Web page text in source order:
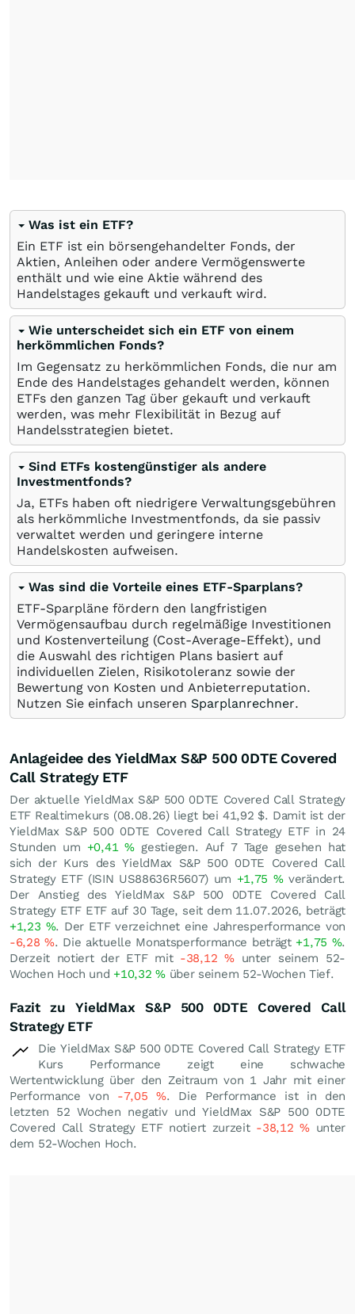
Was ist ein ETF?
Ein ETF ist ein börsengehandelter Fonds, der
Aktien, Anleihen oder andere Vermögenswerte
enthält und wie eine Aktie während des
Handelstages gekauft und verkauft wird.
Wie unterscheidet sich ein ETF von einem
herkömmlichen Fonds?
Im Gegensatz zu herkömmlichen Fonds, die nur am
Ende des Handelstages gehandelt werden, können
ETFs den ganzen Tag über gekauft und verkauft
werden, was mehr Flexibilität in Bezug auf
Handelsstrategien bietet.
Sind ETFs kostengünstiger als andere
Investmentfonds?
Ja, ETFs haben oft niedrigere Verwaltungsgebühren
als herkömmliche Investmentfonds, da sie passiv
verwaltet werden und geringere interne
Handelskosten aufweisen.
Was sind die Vorteile eines ETF-Sparplans?
ETF-Sparpläne fördern den langfristigen
Vermögensaufbau durch regelmäßige Investitionen
und Kostenverteilung (Cost-Average-Effekt), und
die Auswahl des richtigen Plans basiert auf
individuellen Zielen, Risikotoleranz sowie der
Bewertung von Kosten und Anbieterreputation.
Nutzen Sie einfach unseren Sparplanrechner.
Anlageidee des YieldMax S&P 500 0DTE Covered
Call Strategy ETF
Der aktuelle YieldMax S&P 500 0DTE Covered Call Strategy
ETF Realtimekurs (08.08.26) liegt bei 41,92 $. Damit ist der
YieldMax S&P 500 0DTE Covered Call Strategy ETF in 24
Stunden um +0,41% gestiegen. Auf 7 Tage gesehen hat
sich der Kurs des YieldMax S&P 500 0DTE Covered Call
Strategy ETF (ISIN US88636R5607) um +1,75 %verändert.
Der Anstieg des YieldMax S&P 500 0DTE Covered Call
Strategy ETF ETF auf 30 Tage, seit dem 11.07.2026, beträgt
+1,23 %. Der ETF verzeichnet eine Jahresperformance von
-6,28%. Die aktuelle Monatsperformance beträgt +1,75 %.
Derzeit notiert der ETF mit -38,12%unter seinem 52-
Wochen Hoch und +10,32%über seinem 52-Wochen Tief.
Fazit zu YieldMax S&P 500 0DTE Covered Call
Strategy ETF
Die YieldMax S&P 500 0DTE Covered Call Strategy ETF
Kurs Performance zeigt eine schwache
Wertentwicklung über den Zeitraum von 1 Jahr mit einer
Performance von -7,05%. Die Performance ist in den
letzten 52 Wochen negativ und YieldMax S&P 500 0DTE
Covered Call Strategy ETF notiert zurzeit -38,12%unter
dem 52-Wochen Hoch.